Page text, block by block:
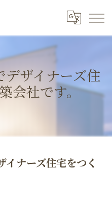
デザイナーズ住
会社です。
イナーズ住宅をつく